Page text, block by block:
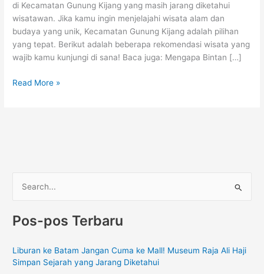
di Kecamatan Gunung Kijang yang masih jarang diketahui
wisatawan. Jika kamu ingin menjelajahi wisata alam dan
budaya yang unik, Kecamatan Gunung Kijang adalah pilihan
yang tepat. Berikut adalah beberapa rekomendasi wisata yang
wajib kamu kunjungi di sana! Baca juga: Mengapa Bintan […]
Read More »
r
u
n
Pos-pos Terbaru
Liburan ke Batam Jangan Cuma ke Mall! Museum Raja Ali Haji
Simpan Sejarah yang Jarang Diketahui